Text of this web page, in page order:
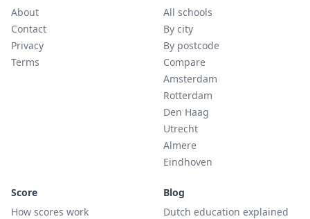
About
Contact
Privacy
Terms
All schools
By city
By postcode
Compare
Amsterdam
Rotterdam
Den Haag
Utrecht
Almere
Eindhoven
Score
How scores work
Blog
Dutch education explained